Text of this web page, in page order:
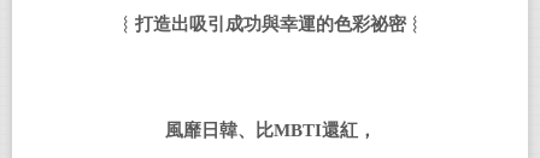
︴打造出吸引成功與幸運的色彩祕密︴
風靡日韓、比MBTI還紅，